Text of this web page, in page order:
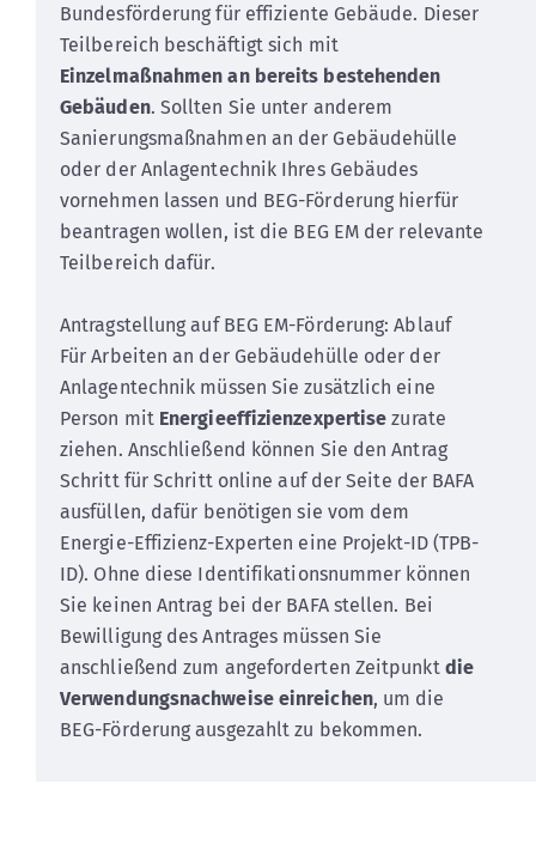
Bundesförderung für effiziente Gebäude. Dieser
Teilbereich beschäftigt sich mit
Einzelmaßnahmen an bereits bestehenden
Gebäuden. Sollten Sie unter anderem
Sanierungsmaßnahmen an der Gebäudehülle
oder der Anlagentechnik Ihres Gebäudes
vornehmen lassen und BEG-Förderung hierfür
beantragen wollen, ist die BEG EM der relevante
Teilbereich dafür.
Antragstellung auf BEG EM-Förderung: Ablauf
Für Arbeiten an der Gebäudehülle oder der
Anlagentechnik müssen Sie zusätzlich eine
Person mit Energieeffizienzexpertise zurate
ziehen. Anschließend können Sie den Antrag
Schritt für Schritt online auf der Seite der BAFA
ausfüllen, dafür benötigen sie vom dem
Energie-Effizienz-Experten eine Projekt-ID (TPB-
ID). Ohne diese Identifikationsnummer können
Sie keinen Antrag bei der BAFA stellen. Bei
Bewilligung des Antrages müssen Sie
anschließend zum angeforderten Zeitpunkt die
Verwendungsnachweise einreichen, um die
BEG-Förderung ausgezahlt zu bekommen.